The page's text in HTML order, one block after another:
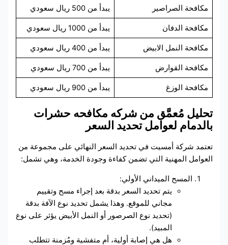
مكافحة الصراصير يبدأ من 500 ريال سعودي
مكافحة الدفان يبدأ من 1000 ريال سعودي
مكافحة النمل الابيض يبدأ من 400 ريال سعودي
مكافحة القوارض يبدأ من 700 ريال سعودي
مكافحة الوزغ يبدأ من 900 ريال سعودي
تحليل مُعمَّق من شركه مكافحه حشرات
بالدمام لعوامل تحديد السعر
تعتمد شركة أمسيت في تحديد السعر النهائي على مجموعة من
العوامل المهنية التي تضمن كفاءة وجودة الخدمة، وهي تشمل:
المسح الميداني الأولي:
يتم تحديد السعر بدقة بعد إجراء مسح وتقييم
مجاني للموقع. وهذا يشمل تحديد نوع الآفة بدقة
(تحديد نوع الصرصور أو النمل الأبيض يؤثر على نوع
المبيد).
هل هي إصابة أولية، أم متفشية ومُزمنة تتطلب